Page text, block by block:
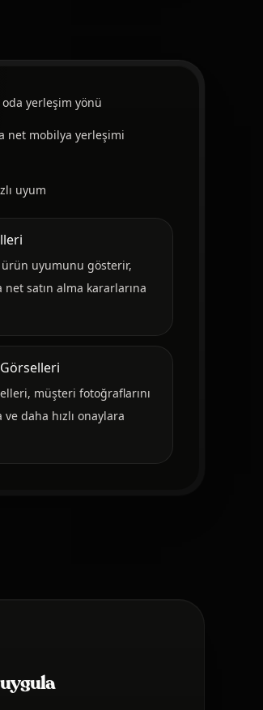
yerleşim yönü
net mobilya yerleşimi
uyum
ürün uyumunu gösterir,
net satın alma kararlarına
müşteri fotoğraflarını
daha hızlı onaylara